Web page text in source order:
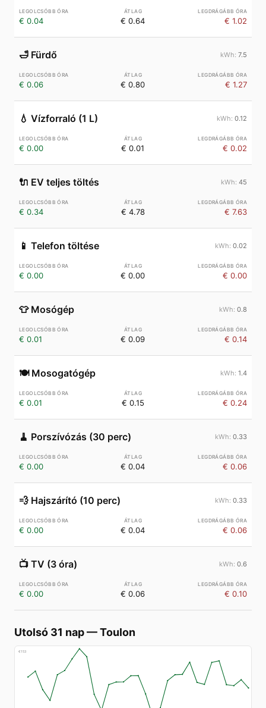
€ 0.04 € 0.64 € 1.02
🛁 Fürdő 7.5
€ 0.06 € 0.80 € 1.27
💧 Vízforraló (1 L) 0.12
€ 0.00 € 0.01 € 0.02
🔌 EV teljes töltés 45
€ 0.34 € 4.78 € 7.63
📱 Telefon töltése 0.02
€ 0.00 € 0.00 € 0.00
👕 Mosógép 0.8
€ 0.01 € 0.09 € 0.14
🍽️ Mosogatógép 1.4
€ 0.01 € 0.15 € 0.24
🧹 Porszívózás (30 perc) 0.33
€ 0.00 € 0.04 € 0.06
💨 Hajszárító (10 perc) 0.33
€ 0.00 € 0.04 € 0.06
📺 TV (3 óra) 0.6
€ 0.00 € 0.06 € 0.10
Utolsó 31 nap—Toulon
€153